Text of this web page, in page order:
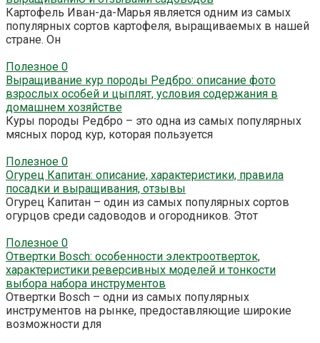
Картофель Иван-да-Марья является одним из самых
популярных сортов картофеля, выращиваемых в нашей
стране. Он
Полезное 0
Выращивание кур породы Редбро: описание фото
взрослых особей и цыплят, условия содержания в
домашнем хозяйстве
Куры породы Редбро – это одна из самых популярных
мясных пород кур, которая пользуется
Полезное 0
Огурец Капитан: описание, характеристики, правила
посадки и выращивания, отзывы
Огурец Капитан – один из самых популярных сортов
огурцов среди садоводов и огородников. Этот
Полезное 0
Отвертки Bosch: особенности электроотверток,
характеристики реверсивных моделей и тонкости
выбора набора инструментов
Отвертки Bosch – одни из самых популярных
инструментов на рынке, предоставляющие широкие
возможности для